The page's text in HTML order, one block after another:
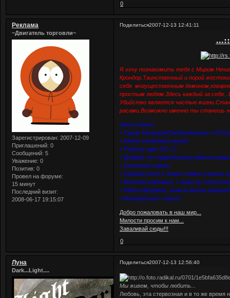
0
Поделиться2007-12-13 12:41:11
Реклама
~Двигатель торговли~
Зарегистрирован: 2007-12-09
Приглашений: 0
Сообщений: 5
Уважение: 0
Позитив: 0
Провел на форуме:
15 минут
Последний визит:
2008-06-17 19:15:07
Я хочу познакомить тебя с Миром
Крондор.Таинственный и порой
себя могущественным
простым людям.Здесь каждый за
Убийство является частью
расами.Возможно именно ты станешь
Наши плюсы:
+ Сразу два мира!Средневековье и XXI
+ Много свободных ролей.
+ Рейтиг игры NC-17.
+ Добрая, но справедливая
+ Опытные игроки.
+ Первый пост в новых темах хорошо
+ Веселая компания, с нами не
+ Много форумов, значит много
+ Интересный сюжет.
Добро пожаловать в наш мир...
Милости просим к нам...
Заваливай сюды!!!
0
Поделиться2007-12-13 12:56:40
Луна
Dark...Light....
Мы живем, чтобы любить...
Любовь, эта стервозная и в то же время